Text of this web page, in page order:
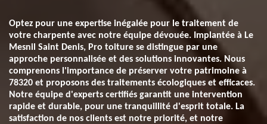
Optez pour une expertise inégalée pour le traitement de
votre charpente avec notre équipe dévouée. Implantée à Le
Mesnil Saint Denis, Pro toiture se distingue par une
approche personnalisée et des solutions innovantes. Nous
comprenons l'importance de préserver votre patrimoine à
78320 et proposons des traitements écologiques et efficaces.
Notre équipe d'experts certifiés garantit une intervention
rapide et durable, pour une tranquillité d'esprit totale. La
satisfaction de nos clients est notre priorité, et notre